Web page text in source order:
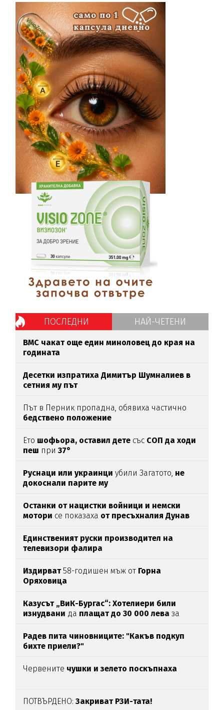
ПОСЛЕДНИ НАЙ-ЧЕТЕНИ
ВМС чакат още един миноловец до края на
годината
Десетки изпратиха Димитър Шумналиев в
сетния му път
Път в Перник пропадна, обявиха частично
бедствено положение
Ето шофьора, оставил дете със СОП да ходи
пеш при37°
Руснаци или украинци убили Загатото, не
докоснали парите му
Останки от нацистки войници и немски
мотори се показаха от пресъхналия Дунав
Единственият руски производител на
телевизори фалира
Издирват58-годишен мъж от Горна
Оряховица
Казусът „ВиК-Бургас“: Хотелиери били
изнудвани да плащат до 30 000 лева за
Радев пита чиновниците: "Какъв подкуп
бихте приели?"
Червените чушки и зелето поскъпнаха
ПОТВЪРДЕНО:Закриват РЗИ-тата!